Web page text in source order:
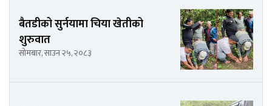
बैतडीको सुर्नयामा चिया खेतीको
शुरुवात
सोमबार, साउन २५, २०८३